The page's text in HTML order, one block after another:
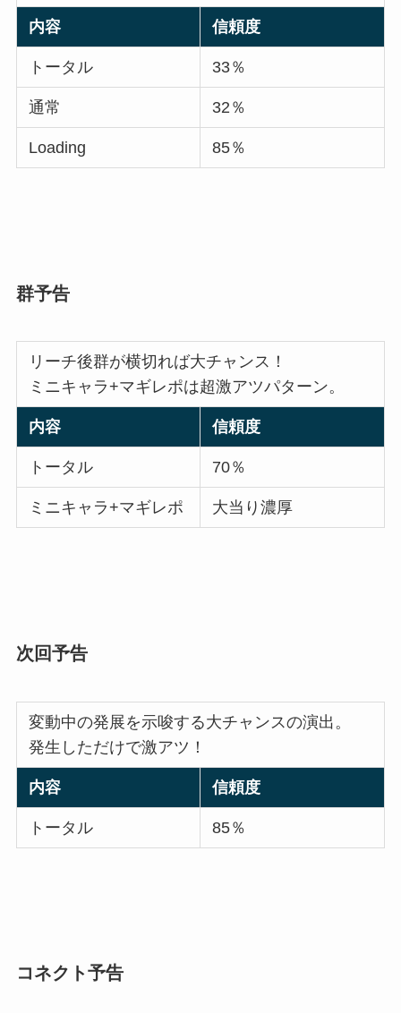
内容 信頼度
トータル 33％
通常 32％
Loading 85％
群予告
リーチ後群が横切れば大チャンス！
ミニキャラ+マギレポは超激アツパターン。
内容 信頼度
トータル 70％
ミニキャラ+マギレポ 大当り濃厚
次回予告
変動中の発展を示唆する大チャンスの演出。
発生しただけで激アツ！
内容 信頼度
トータル 85％
コネクト予告